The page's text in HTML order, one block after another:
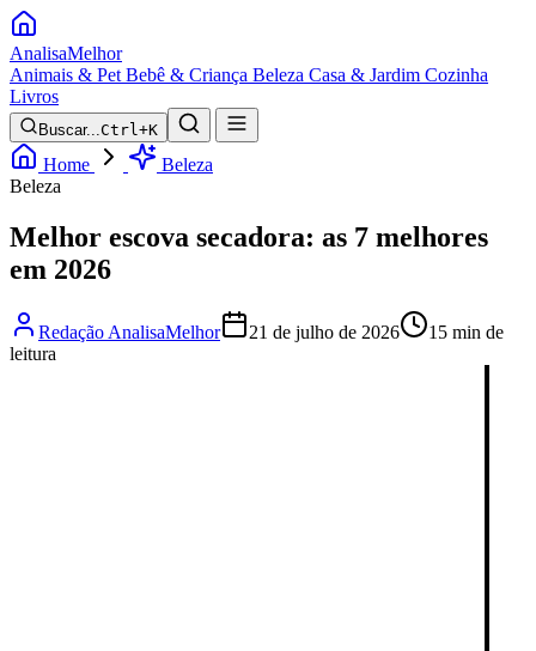
AnalisaMelhor
Animais & Pet Bebê & Criança Beleza Casa & Jardim Cozinha
Livros
Buscar...Ctrl+K
Home
Beleza
Beleza
Melhor escova secadora: as 7 melhores
em 2026
Redação AnalisaMelhor 21 de julho de 2026
15 min de
leitura